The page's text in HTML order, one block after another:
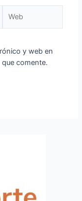
y web en
comente.